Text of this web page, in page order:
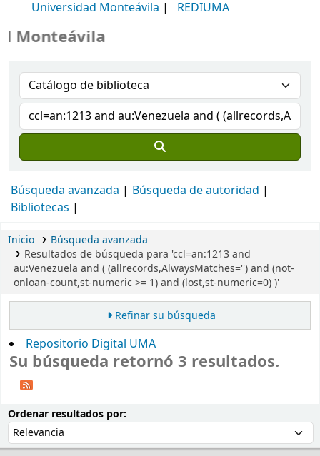
Universidad Monteávila | REDIUMA
Búsqueda avanzada
Búsqueda de autoridad
Bibliotecas
Inicio
Búsqueda avanzada
Resultados de búsqueda para 'ccl=an:1213 and
au:Venezuela and ( (allrecords,AlwaysMatches='') and (not-
onloan-count,st-numeric >= 1) and (lost,st-numeric=0) )'
Refinar su búsqueda
Repositorio Digital UMA
Su búsqueda retornó 3 resultados.
Ordenar resultados por: